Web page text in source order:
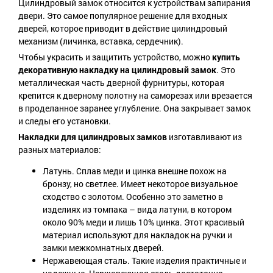
Цилиндровый замок относится к устройствам запирания
двери. Это самое популярное решение для входных
дверей, которое приводит в действие цилиндровый
механизм (личинка, вставка, сердечник).
Чтобы украсить и защитить устройство, можнокупить
декоративную накладку на цилиндровый замок. Это
металлическая часть дверной фурнитуры, которая
крепится к дверному полотну на саморезах или врезается
в проделанное заранее углубление. Она закрывает замок
и следы его установки.
Накладки для цилиндровых замков изготавливают из
разных материалов:
Латунь. Сплав меди и цинка внешне похож на
бронзу, но светлее. Имеет некоторое визуальное
сходство с золотом. Особенно это заметно в
изделиях из томпака – вида латуни, в котором
около 90% меди и лишь 10% цинка. Этот красивый
материал используют для накладок на ручки и
замки межкомнатных дверей.
Нержавеющая сталь. Такие изделия практичные и